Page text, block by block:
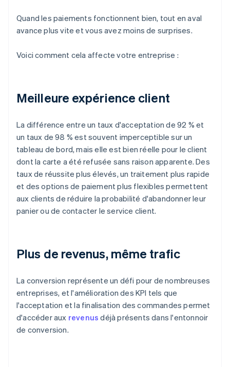
Quand les paiements fonctionnent bien, tout en aval
avance plus vite et vous avez moins de surprises.
Voici comment cela affecte votre entreprise :
Meilleure expérience client
La différence entre un taux d'acceptation de 92 % et
un taux de 98 % est souvent imperceptible sur un
tableau de bord, mais elle est bien réelle pour le client
dont la carte a été refusée sans raison apparente. Des
taux de réussite plus élevés, un traitement plus rapide
et des options de paiement plus flexibles permettent
aux clients de réduire la probabilité d'abandonner leur
panier ou de contacter le service client.
Plus de revenus, même trafic
La conversion représente un défi pour de nombreuses
entreprises, et l'amélioration des KPI tels que
l'acceptation et la finalisation des commandes permet
d'accéder aux revenus déjà présents dans l'entonnoir
de conversion.